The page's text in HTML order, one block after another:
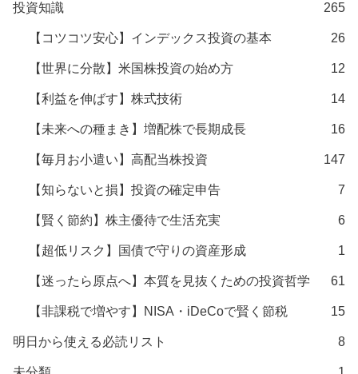
投資知識 265
【コツコツ安心】インデックス投資の基本 26
【世界に分散】米国株投資の始め方 12
【利益を伸ばす】株式技術 14
【未来への種まき】増配株で長期成長 16
【毎月お小遣い】高配当株投資 147
【知らないと損】投資の確定申告 7
【賢く節約】株主優待で生活充実 6
【超低リスク】国債で守りの資産形成 1
【迷ったら原点へ】本質を見抜くための投資哲学 61
【非課税で増やす】NISA・iDeCoで賢く節税 15
明日から使える必読リスト 8